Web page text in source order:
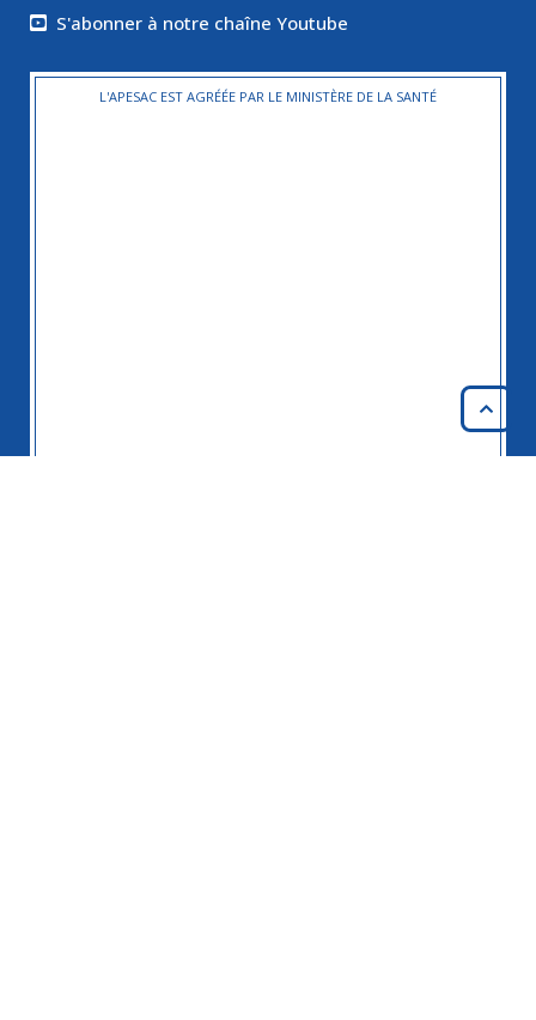
S'abonner à notre chaîne Youtube
L'APESAC EST AGRÉÉE PAR LE MINISTÈRE DE LA SANTÉ